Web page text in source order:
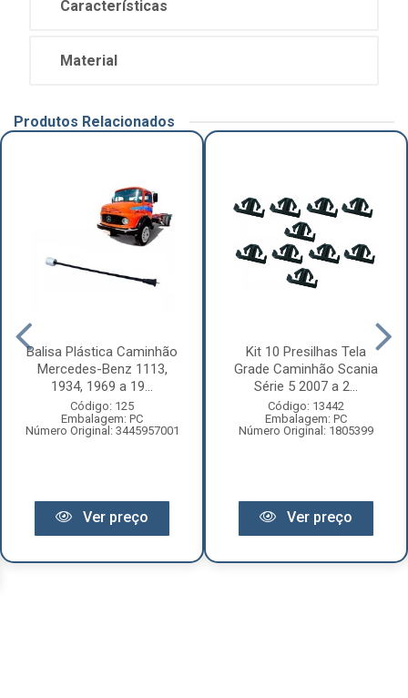
Características
Material
Produtos Relacionados
Balisa Plástica Caminhão
Mercedes-Benz 1113,
1934, 1969 a 19...
Código: 125
Embalagem: PC
Número Original: 3445957001
Ver preço
Kit 10 Presilhas Tela
Grade Caminhão Scania
Série 5 2007 a 2...
Código: 13442
Embalagem: PC
Número Original: 1805399
Ver preço